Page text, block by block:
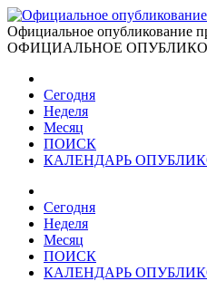
Официальное опубликование
ОФИЦИАЛЬНОЕ
Сегодня
Неделя
Месяц
ПОИСК
КАЛЕНДАРЬ
Сегодня
Неделя
Месяц
ПОИСК
КАЛЕНДАРЬ